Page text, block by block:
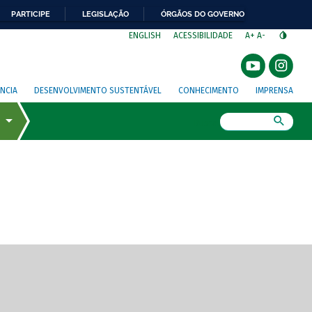
PARTICIPE LEGISLAÇÃO ÓRGÃOS DO GOVERNO
ENGLISH ACESSIBILIDADE A+ A-
DESENVOLVIMENTO SUSTENTÁVEL CONHECIMENTO IMPRENSA
de tela